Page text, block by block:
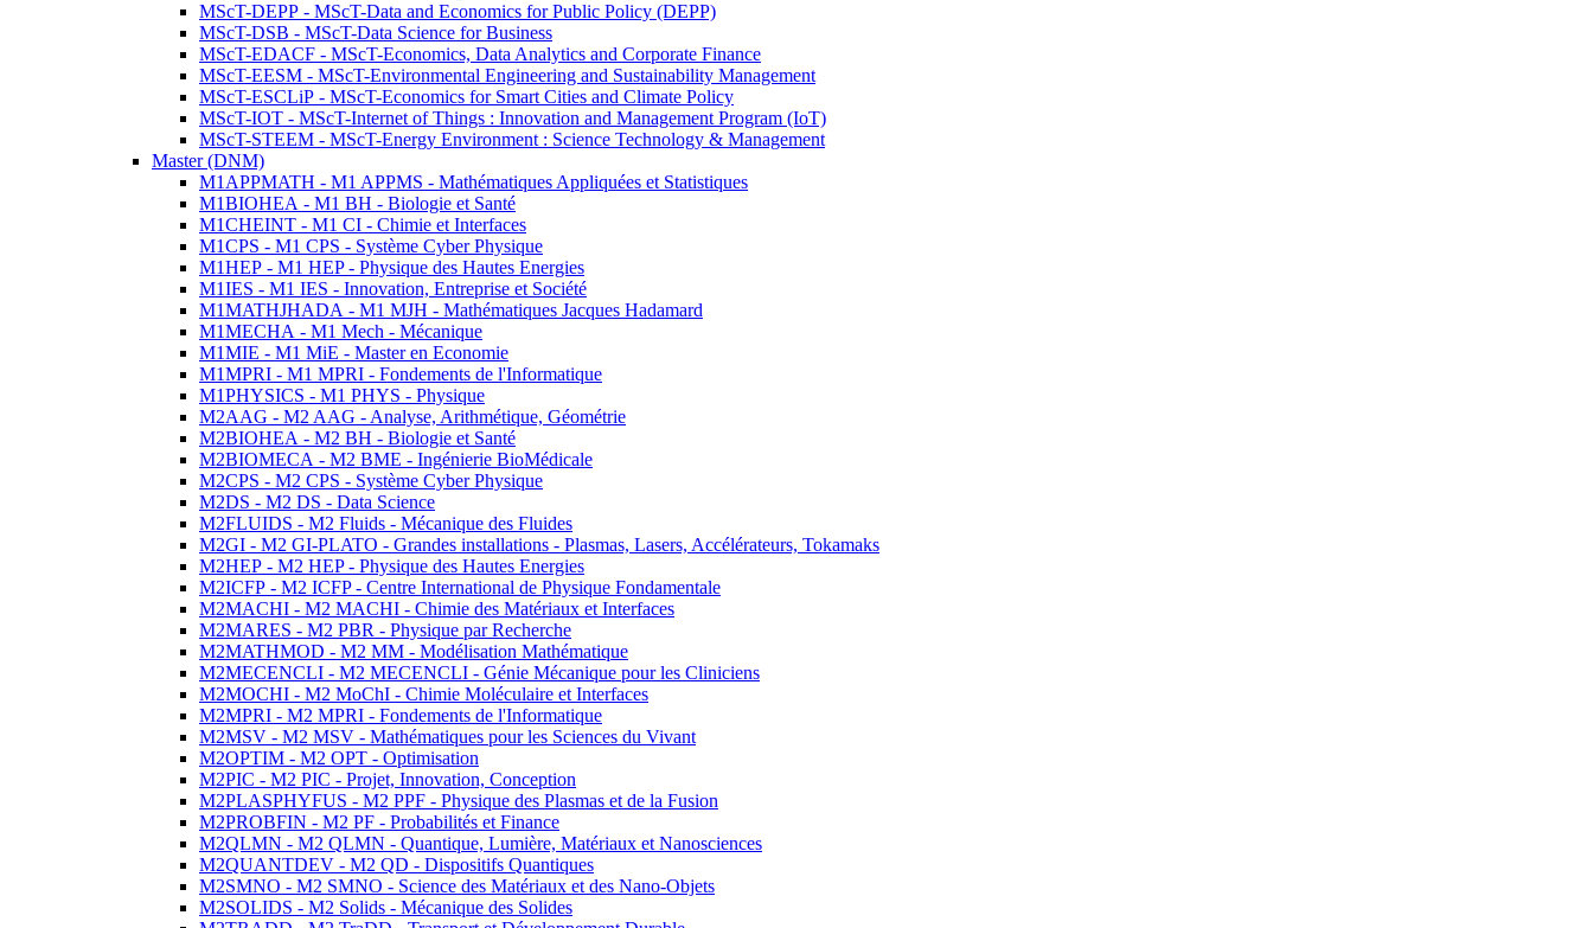
MScT-DEPP - MScT-Data and Economics for Public Policy (DEPP)
MScT-DSB - MScT-Data Science for Business
MScT-EDACF - MScT-Economics, Data Analytics and Corporate Finance
MScT-EESM - MScT-Environmental Engineering and Sustainability Management
MScT-ESCLiP - MScT-Economics for Smart Cities and Climate Policy
MScT-IOT - MScT-Internet of Things : Innovation and Management Program (IoT)
MScT-STEEM - MScT-Energy Environment : Science Technology & Management
Master (DNM)
M1APPMATH - M1 APPMS - Mathématiques Appliquées et Statistiques
M1BIOHEA - M1 BH - Biologie et Santé
M1CHEINT - M1 CI - Chimie et Interfaces
M1CPS - M1 CPS - Système Cyber Physique
M1HEP - M1 HEP - Physique des Hautes Energies
M1IES - M1 IES - Innovation, Entreprise et Société
M1MATHJHADA - M1 MJH - Mathématiques Jacques Hadamard
M1MECHA - M1 Mech - Mécanique
M1MIE - M1 MiE - Master en Economie
M1MPRI - M1 MPRI - Fondements de l'Informatique
M1PHYSICS - M1 PHYS - Physique
M2AAG - M2 AAG - Analyse, Arithmétique, Géométrie
M2BIOHEA - M2 BH - Biologie et Santé
M2BIOMECA - M2 BME - Ingénierie BioMédicale
M2CPS - M2 CPS - Système Cyber Physique
M2DS - M2 DS - Data Science
M2FLUIDS - M2 Fluids - Mécanique des Fluides
M2GI - M2 GI-PLATO - Grandes installations - Plasmas, Lasers, Accélérateurs, Tokamaks
M2HEP - M2 HEP - Physique des Hautes Energies
M2ICFP - M2 ICFP - Centre International de Physique Fondamentale
M2MACHI - M2 MACHI - Chimie des Matériaux et Interfaces
M2MARES - M2 PBR - Physique par Recherche
M2MATHMOD - M2 MM - Modélisation Mathématique
M2MECENCLI - M2 MECENCLI - Génie Mécanique pour les Cliniciens
M2MOCHI - M2 MoChI - Chimie Moléculaire et Interfaces
M2MPRI - M2 MPRI - Fondements de l'Informatique
M2MSV - M2 MSV - Mathématiques pour les Sciences du Vivant
M2OPTIM - M2 OPT - Optimisation
M2PIC - M2 PIC - Projet, Innovation, Conception
M2PLASPHYFUS - M2 PPF - Physique des Plasmas et de la Fusion
M2PROBFIN - M2 PF - Probabilités et Finance
M2QLMN - M2 QLMN - Quantique, Lumière, Matériaux et Nanosciences
M2QUANTDEV - M2 QD - Dispositifs Quantiques
M2SMNO - M2 SMNO - Science des Matériaux et des Nano-Objets
M2SOLIDS - M2 Solids - Mécanique des Solides